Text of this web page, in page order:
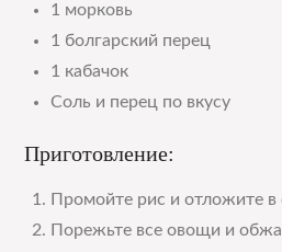
1 морковь
1 болгарский перец
1 кабачок
Соль и перец по вкусу
Приготовление:
Промойте рис и отложите в
Порежьте все овощи и